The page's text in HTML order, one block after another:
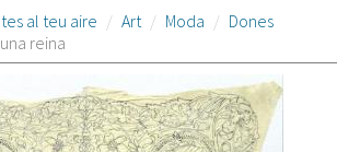
al teu aire Art Moda
Dones
reina